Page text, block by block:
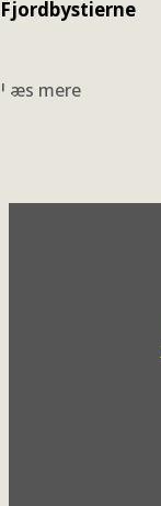
Fjordbystierne
Læs mere